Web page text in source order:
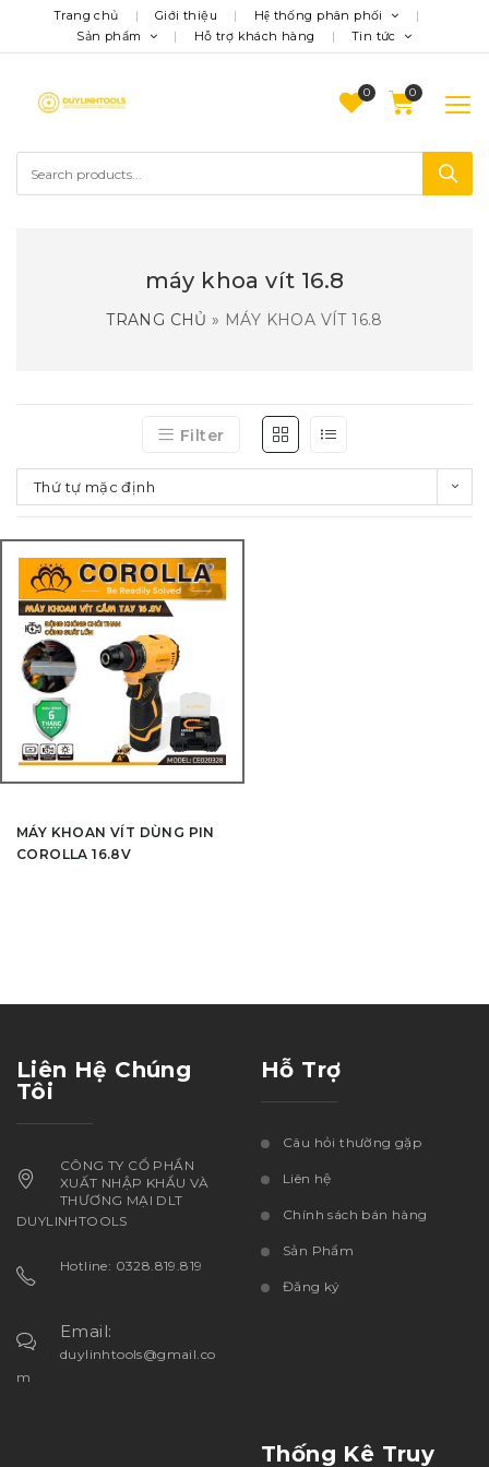
Trang chủ Giới thiệu
Hệ thống phân phối
Sản phẩm
Hỗ trợ khách hàng Tin tức
0
máy khoa vít 16.8
TRANG CHỦ » MÁY KHOA VÍT 16.8
Filter
Thứ tự mặc định
MÁY KHOAN VÍT DÙNG PIN
COROLLA 16.8V
Liên Hệ Chúng
Tôi
CÔNG TY CỔ PHẦN
XUẤT NHẬP KHẨU VÀ
THƯƠNG MẠI DLT
DUYLINHTOOLS
Hotline: 0328.819.819
Email:
duylinhtools@gmail.co
m
Hỗ Trợ
Câu hỏi thường gặp
Liên hệ
Chính sách bán hàng
Sản Phẩm
Đăng ký
Thống Kê Truy